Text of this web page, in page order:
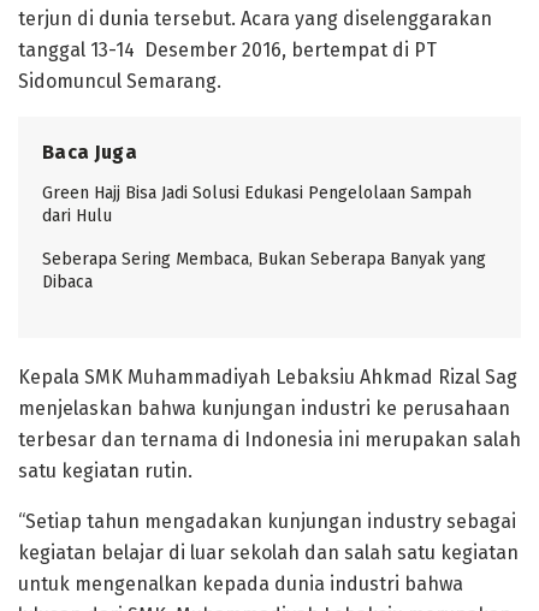
terjun di dunia tersebut. Acara yang diselenggarakan
tanggal 13-14 Desember 2016, bertempat di PT
Sidomuncul Semarang.
Baca Juga
Green Hajj Bisa Jadi Solusi Edukasi Pengelolaan Sampah
dari Hulu
Seberapa Sering Membaca, Bukan Seberapa Banyak yang
Dibaca
Kepala SMK Muhammadiyah Lebaksiu Ahkmad Rizal Sag
menjelaskan bahwa kunjungan industri ke perusahaan
terbesar dan ternama di Indonesia ini merupakan salah
satu kegiatan rutin.
“Setiap tahun mengadakan kunjungan industry sebagai
kegiatan belajar di luar sekolah dan salah satu kegiatan
untuk mengenalkan kepada dunia industri bahwa